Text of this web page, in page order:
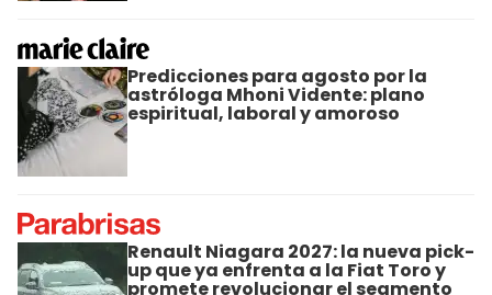
Predicciones para agosto por la
astróloga Mhoni Vidente: plano
espiritual, laboral y amoroso
Renault Niagara 2027: la nueva pick-
up que ya enfrenta a la Fiat Toro y
promete revolucionar el segmento